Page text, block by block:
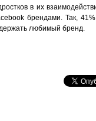
в их
брендами. Так,
любимый бренд.